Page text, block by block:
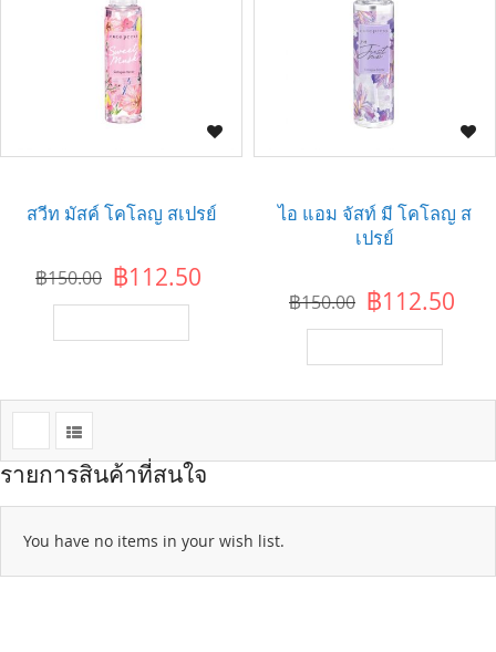
สวีท มัสค์ โคโลญ สเปรย์
฿112.50
฿150.00
ไอ แอม จัสท์ มี โคโลญ ส
เปรย์
฿112.50
฿150.00
รายการสินค้าที่สนใจ
You have no items in your wish list.